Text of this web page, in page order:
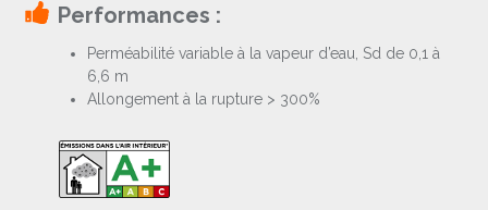
Performances :
Perméabilité variable à la vapeur d’eau, Sd de 0,1 à
6,6 m
Allongement à la rupture > 300%